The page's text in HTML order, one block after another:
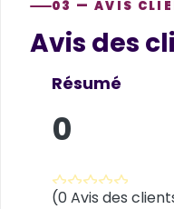
03 — AVIS
Customer reviews
Avis des
Résumé
0
(0 Avis des